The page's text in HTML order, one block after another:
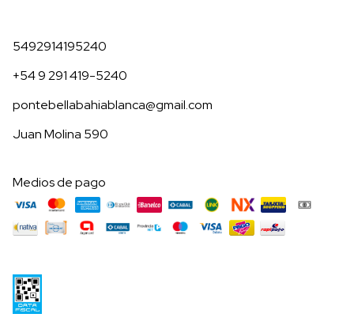
5492914195240
+54 9 291 419-5240
pontebellabahiablanca@gmail.com
Juan Molina 590
Medios de pago